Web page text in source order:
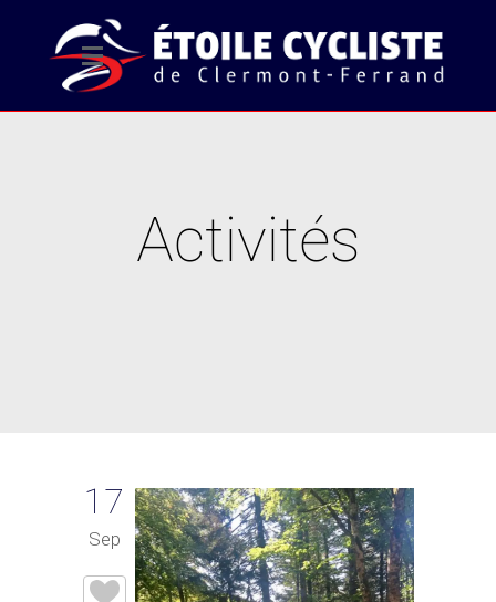
Activités
17
Sep